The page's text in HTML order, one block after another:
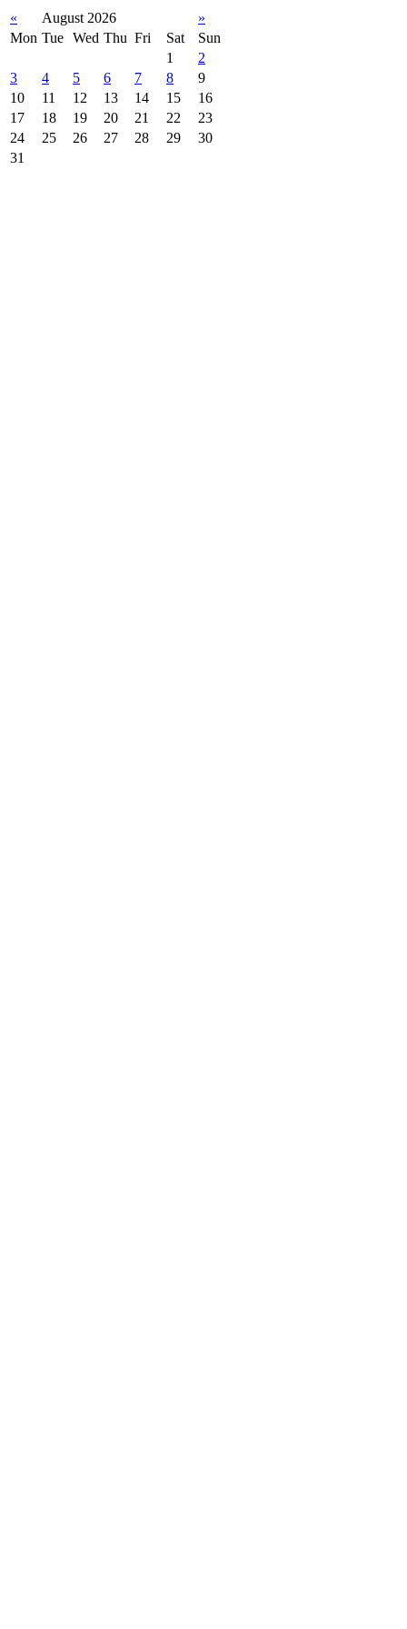
« August 2026
»
Mon Tue Wed Thu Fri Sat
Sun
1
2
3
4 5 6 7 8
9
10
11 12 13 14 15
16
17
18 19 20 21 22
23
24
25 26 27 28 29
30
31